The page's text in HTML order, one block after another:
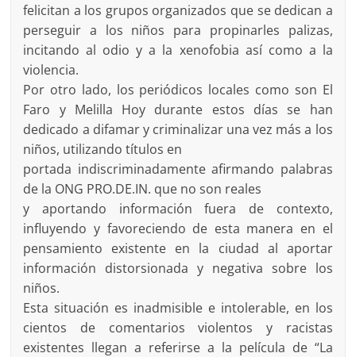
felicitan a los grupos organizados que se dedican a
perseguir a los niños para propinarles palizas,
incitando al odio y a la xenofobia así como a la
violencia.
Por otro lado, los periódicos locales como son El
Faro y Melilla Hoy durante estos días se han
dedicado a difamar y criminalizar una vez más a los
niños, utilizando títulos en
portada indiscriminadamente afirmando palabras
de la ONG PRO.DE.IN. que no son reales
y aportando información fuera de contexto,
influyendo y favoreciendo de esta manera en el
pensamiento existente en la ciudad al aportar
información distorsionada y negativa sobre los
niños.
Esta situación es inadmisible e intolerable, en los
cientos de comentarios violentos y racistas
existentes llegan a referirse a la película de “La